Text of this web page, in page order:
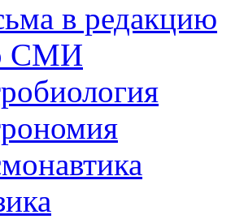
в редакцию
СМИ